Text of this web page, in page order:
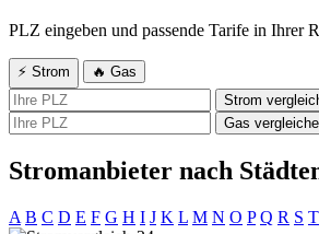
PLZ eingeben und passende Tarife in Ihrer
⚡ Strom
🔥 Gas
Strom
Gas
Stromanbieter nach
A B C D E F G H I J K L M N O P Q R S T